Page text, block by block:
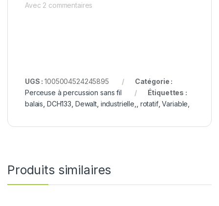
Avec 2 commentaires
UGS :1005004524245895
Catégorie :
Perceuse à percussion sans fil
Étiquettes :
balais DCH133 Dewalt, industrielle, rotatif,Variable,
Produits similaires